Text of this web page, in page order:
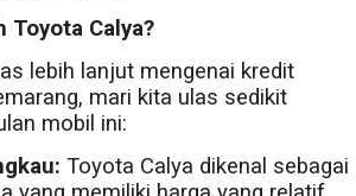
Toyota Calya?
lebih lanjut mengenai kredit
mari kita ulas sedikit
mobil ini:
Toyota Calya dikenal sebagai